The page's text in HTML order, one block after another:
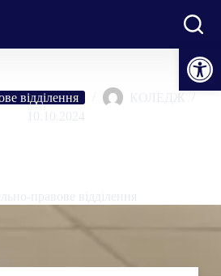
Відкрити Панель інструментів
відділення
КОЛЕДЖ
10.10.2024
правове відділення